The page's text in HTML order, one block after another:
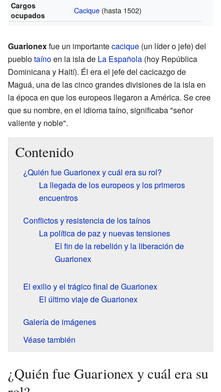
Cargos
ocupados
Cacique (hasta 1502)
Guarionexfue un importantecacique (un líder o jefe) del
pueblotaínoen la isla de La Española (hoy República
Dominicana y Haití). Él era el jefe del cacicazgo de
Maguá, una de las cinco grandes divisiones de la isla en
la época en que los europeos llegaron a América. Se cree
que su nombre, en el idioma taíno, significaba "señor
valiente y noble".
Contenido
¿Quién fue Guarionex y cuál era su rol?
La llegada de los europeos y los primeros
encuentros
Conflictos y resistencia de los taínos
La política de paz y nuevas tensiones
El fin de la rebelión y la liberación de
Guarionex
El exilio y el trágico final de Guarionex
El último viaje de Guarionex
Galería de imágenes
Véase también
¿Quién fue Guarionex y cuál era su